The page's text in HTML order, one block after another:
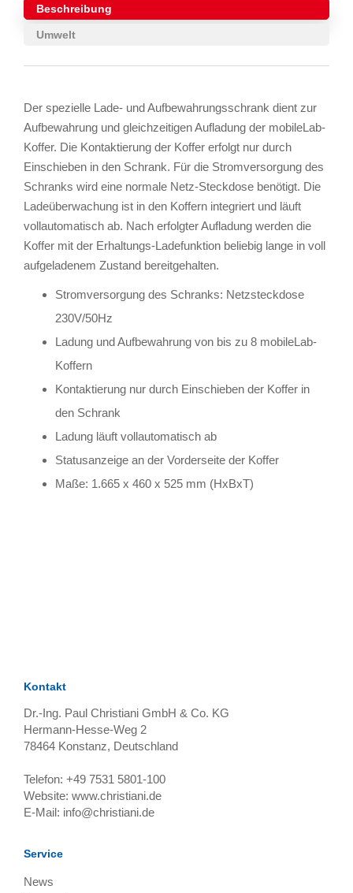
Beschreibung
Umwelt
Der spezielle Lade- und Aufbewahrungsschrank dient zur
Aufbewahrung und gleichzeitigen Aufladung der mobileLab-
Koffer. Die Kontaktierung der Koffer erfolgt nur durch
Einschieben in den Schrank. Für die Stromversorgung des
Schranks wird eine normale Netz-Steckdose benötigt. Die
Ladeüberwachung ist in den Koffern integriert und läuft
vollautomatisch ab. Nach erfolgter Aufladung werden die
Koffer mit der Erhaltungs-Ladefunktion beliebig lange in voll
aufgeladenem Zustand bereitgehalten.
Stromversorgung des Schranks: Netzsteckdose
230V/50Hz
Ladung und Aufbewahrung von bis zu 8 mobileLab-
Koffern
Kontaktierung nur durch Einschieben der Koffer in
den Schrank
Ladung läuft vollautomatisch ab
Statusanzeige an der Vorderseite der Koffer
Maße: 1.665 x 460 x 525 mm (HxBxT)
Kontakt
Dr.-Ing. Paul Christiani GmbH & Co. KG
Hermann-Hesse-Weg 2
78464 Konstanz, Deutschland
Telefon: +49 7531 5801-100
Website: www.christiani.de
E-Mail: info@christiani.de
Service
News